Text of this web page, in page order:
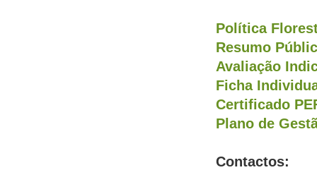
Política
Resumo
Avaliação
Ficha
Certificado
Plano de
Contactos: